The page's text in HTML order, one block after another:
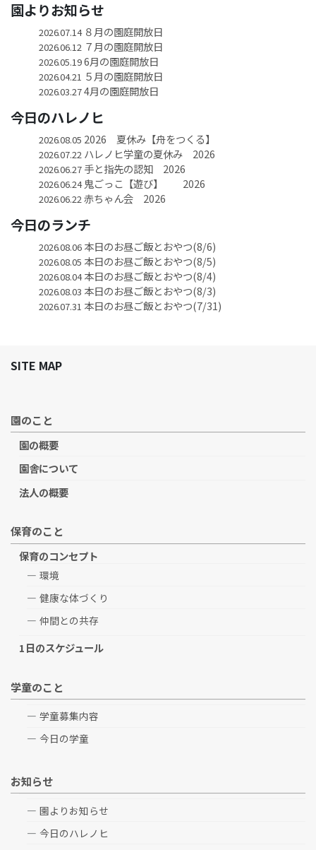
園よりお知らせ
2026.07.14８月の園庭開放日
2026.06.12 ７月の園庭開放日
2026.05.196月の園庭開放日
2026.04.21 ５月の園庭開放日
2026.03.274月の園庭開放日
今日のハレノヒ
2026.08.05 2026 夏休み【舟をつくる】
2026.07.22 ハレノヒ学童の夏休み 2026
2026.06.27手と指先の認知 2026
2026.06.24鬼ごっこ【遊び】 2026
2026.06.22 赤ちゃん会 2026
今日のランチ
2026.08.06本日のお昼ご飯とおやつ(8/6)
2026.08.05 本日のお昼ご飯とおやつ(8/5)
2026.08.04本日のお昼ご飯とおやつ(8/4)
2026.08.03 本日のお昼ご飯とおやつ(8/3)
2026.07.31 本日のお昼ご飯とおやつ(7/31)
SITE MAP
園のこと
園の概要
園舎について
法人の概要
保育のこと
保育のコンセプト
環境
健康な体づくり
仲間との共存
1日のスケジュール
学童のこと
学童募集内容
今日の学童
お知らせ
園よりお知らせ
今日のハレノヒ